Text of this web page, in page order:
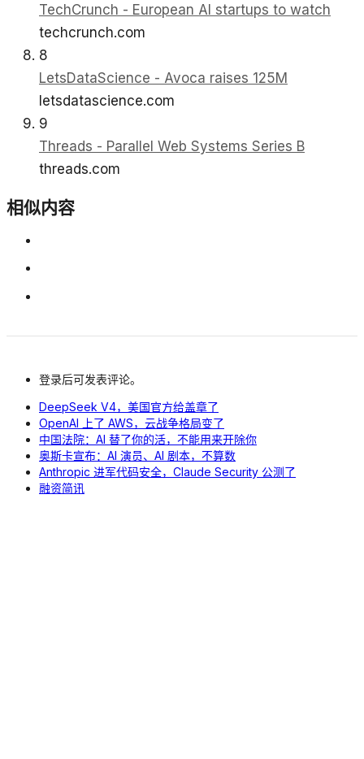
TechCrunch - European AI startups to watch
techcrunch.com
8
LetsDataScience - Avoca raises 125M
letsdatascience.com
9
Threads - Parallel Web Systems Series B
threads.com
相似内容
登录后可发表评论。
DeepSeek V4，美国官方给盖章了
OpenAI 上了 AWS，云战争格局变了
中国法院：AI 替了你的活，不能用来开除你
奥斯卡宣布：AI 演员、AI 剧本，不算数
Anthropic 进军代码安全，Claude Security 公测了
融资简讯